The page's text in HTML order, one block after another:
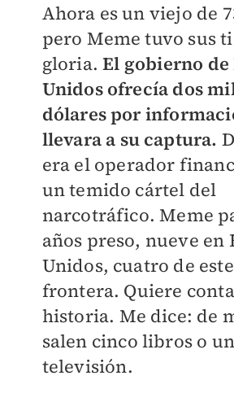
Ahora es un viejo de
pero Meme tuvo sus
gloria.El gobierno de
Unidos ofrecía dos
dólares por
llevara a su captura.
era el operador
un temido cártel del
narcotráfico. Meme
años preso, nueve en
Unidos, cuatro de
frontera. Quiere
historia. Me dice: de
salen cinco libros o
televisión.